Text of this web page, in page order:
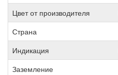
Цвет от производителя
Страна
Индикация
Заземление